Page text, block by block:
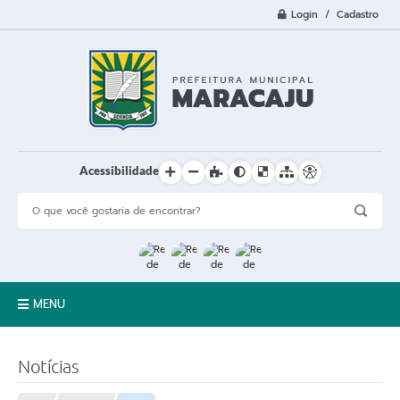
Login / Cadastro
Acessibilidade
MENU
Notícias